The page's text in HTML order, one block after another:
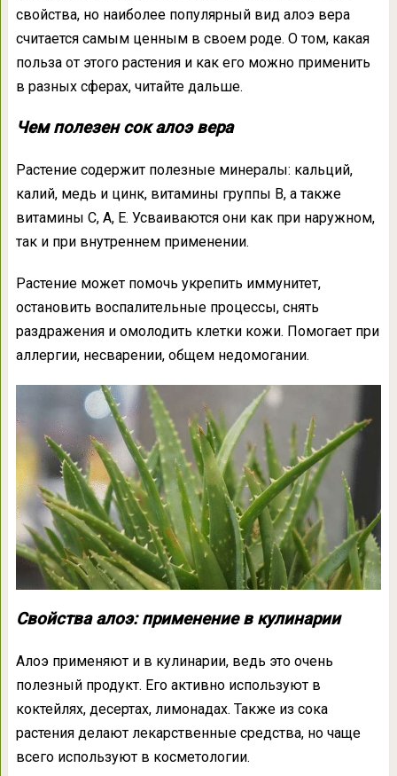
свойства, но наиболее популярный вид алоэ вера
считается самым ценным в своем роде. О том, какая
польза от этого растения и как его можно применить
в разных сферах, читайте дальше.
Чем полезен сок алоэ вера
Растение содержит полезные минералы: кальций,
калий, медь и цинк, витамины группы В, а также
витамины С, А, Е. Усваиваются они как при наружном,
так и при внутреннем применении.
Растение может помочь укрепить иммунитет,
остановить воспалительные процессы, снять
раздражения и омолодить клетки кожи. Помогает при
аллергии, несварении, общем недомогании.
Свойства алоэ: применение в кулинарии
Алоэ применяют и в кулинарии, ведь это очень
полезный продукт. Его активно используют в
коктейлях, десертах, лимонадах. Также из сока
растения делают лекарственные средства, но чаще
всего используют в косметологии.